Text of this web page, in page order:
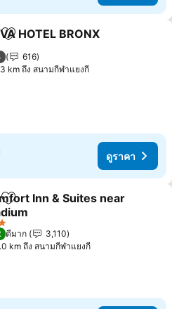
เพิ่มในรายการโปรด
HOTEL BRONX
616
km ถึง สนามกีฬาแยงกี
ดูราคา
เพิ่มในรายการโปรด
Inn & Suites near
ดีมาก
3,110
km ถึง สนามกีฬาแยงกี